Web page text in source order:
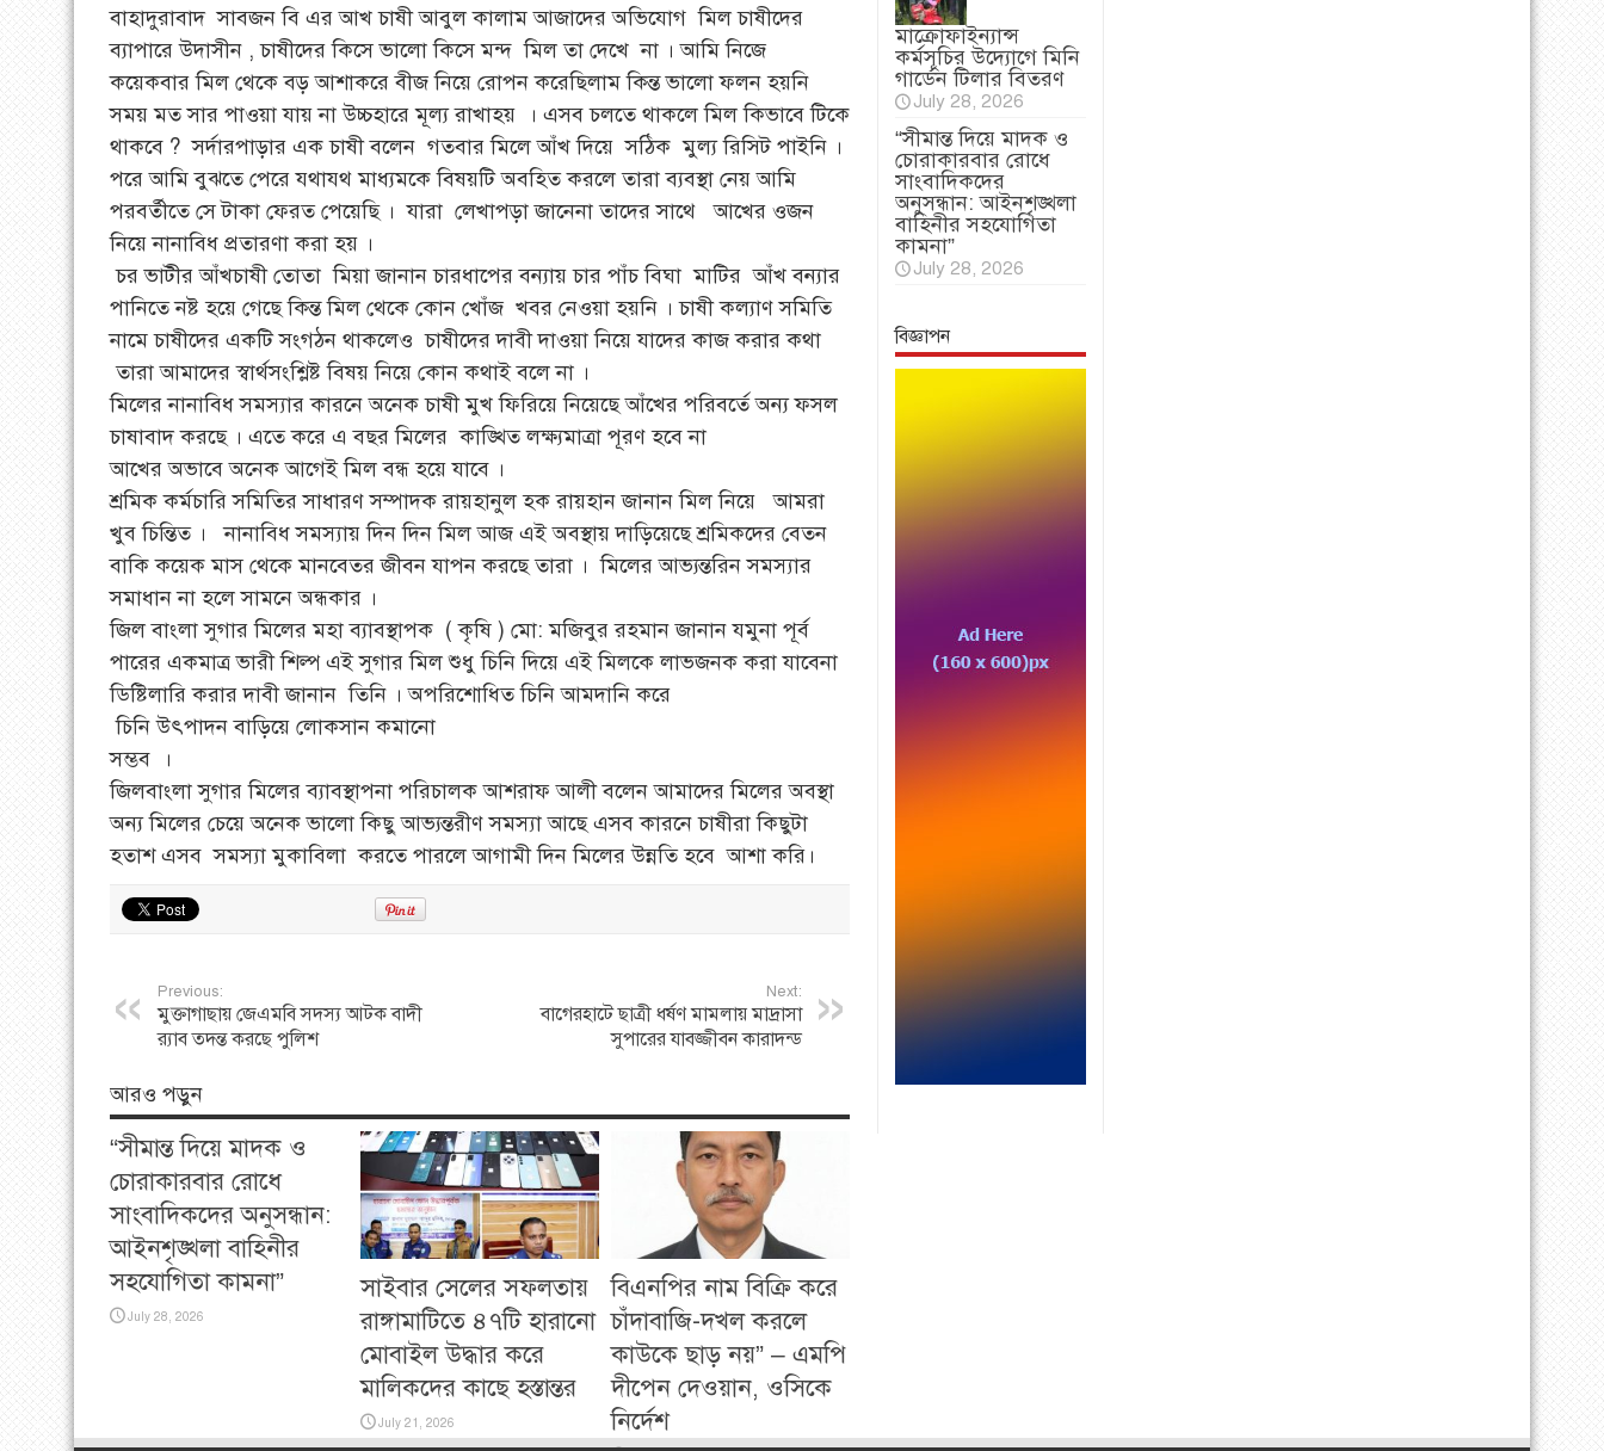
বাহাদুরাবাদ সাবজন বি এর আখ চাষী আবুল কালাম আজাদের অভিযোগ মিল চাষীদের
ব্যাপারে উদাসীন , চাষীদের কিসে ভালো কিসে মন্দ মিল তা দেখে না । আমি নিজে
কয়েকবার মিল থেকে বড় আশাকরে বীজ নিয়ে রোপন করেছিলাম কিন্ত ভালো ফলন হয়নি
সময় মত সার পাওয়া যায় না উচ্চহারে মূল্য রাখাহয় । এসব চলতে থাকলে মিল কিভাবে টিকে
থাকবে ? সর্দারপাড়ার এক চাষী বলেন গতবার মিলে আঁখ দিয়ে সঠিক মুল্য রিসিট পাইনি ।
পরে আমি বুঝতে পেরে যথাযথ মাধ্যমকে বিষয়টি অবহিত করলে তারা ব্যবস্থা নেয় আমি
পরবর্তীতে সে টাকা ফেরত পেয়েছি । যারা লেখাপড়া জানেনা তাদের সাথে আখের ওজন
নিয়ে নানাবিধ প্রতারণা করা হয় ।
চর ভাটীর আঁখচাষী তোতা মিয়া জানান চারধাপের বন্যায় চার পাঁচ বিঘা মাটির আঁখ বন্যার
পানিতে নষ্ট হয়ে গেছে কিন্ত মিল থেকে কোন খোঁজ খবর নেওয়া হয়নি । চাষী কল্যাণ সমিতি
নামে চাষীদের একটি সংগঠন থাকলেও চাষীদের দাবী দাওয়া নিয়ে যাদের কাজ করার কথা
তারা আমাদের স্বার্থসংশ্লিষ্ট বিষয় নিয়ে কোন কথাই বলে না ।
মিলের নানাবিধ সমস্যার কারনে অনেক চাষী মুখ ফিরিয়ে নিয়েছে আঁখের পরিবর্তে অন্য ফসল
চাষাবাদ করছে । এতে করে এ বছর মিলের কাঙ্খিত লক্ষ্যমাত্রা পূরণ হবে না
আখের অভাবে অনেক আগেই মিল বন্ধ হয়ে যাবে ।
শ্রমিক কর্মচারি সমিতির সাধারণ সম্পাদক রায়হানুল হক রায়হান জানান মিল নিয়ে আমরা
খুব চিন্তিত । নানাবিধ সমস্যায় দিন দিন মিল আজ এই অবস্থায় দাড়িয়েছে শ্রমিকদের বেতন
বাকি কয়েক মাস থেকে মানবেতর জীবন যাপন করছে তারা । মিলের আভ্যন্তরিন সমস্যার
সমাধান না হলে সামনে অন্ধকার ।
জিল বাংলা সুগার মিলের মহা ব্যাবস্থাপক ( কৃষি ) মো: মজিবুর রহমান জানান যমুনা পূর্ব
পারের একমাত্র ভারী শিল্প এই সুগার মিল শুধু চিনি দিয়ে এই মিলকে লাভজনক করা যাবেনা
ডিষ্টিলারি করার দাবী জানান তিনি । অপরিশোধিত চিনি আমদানি করে
চিনি উৎপাদন বাড়িয়ে লোকসান কমানো
সম্ভব ।
জিলবাংলা সুগার মিলের ব্যাবস্থাপনা পরিচালক আশরাফ আলী বলেন আমাদের মিলের অবস্থা
অন্য মিলের চেয়ে অনেক ভালো কিছু আভ্যন্তরীণ সমস্যা আছে এসব কারনে চাষীরা কিছুটা
হতাশ এসব সমস্যা মুকাবিলা করতে পারলে আগামী দিন মিলের উন্নতি হবে আশা করি।
Previous:
মুক্তাগাছায় জেএমবি সদস্য আটক বাদী
র‌্যাব তদন্ত করছে পুলিশ
Next:
বাগেরহাটে ছাত্রী ধর্ষণ মামলায় মাদ্রাসা
সুপারের যাবজ্জীবন কারাদন্ড
আরও পড়ুন
“সীমান্ত দিয়ে মাদক ও
চোরাকারবার রোধে
সাংবাদিকদের অনুসন্ধান:
আইনশৃঙ্খলা বাহিনীর
সহযোগিতা কামনা”
July 28, 2026
সাইবার সেলের সফলতায়
রাঙ্গামাটিতে ৪৭টি হারানো
মোবাইল উদ্ধার করে
মালিকদের কাছে হস্তান্তর
July 21, 2026
বিএনপির নাম বিক্রি করে
চাঁদাবাজি-দখল করলে
কাউকে ছাড় নয়” – এমপি
দীপেন দেওয়ান, ওসিকে
নির্দেশ
মাক্রোফাইন্যান্স
কর্মসূচির উদ্যোগে মিনি
গার্ডেন টিলার বিতরণ
July 28, 2026
“সীমান্ত দিয়ে মাদক ও
চোরাকারবার রোধে
সাংবাদিকদের
অনুসন্ধান: আইনশৃঙ্খলা
বাহিনীর সহযোগিতা
কামনা”
July 28, 2026
বিজ্ঞাপন